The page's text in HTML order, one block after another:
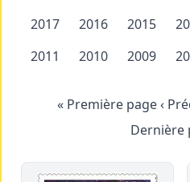
2017
2016 2015
2011
2010 2009
« Première page‹
Dernière